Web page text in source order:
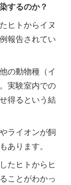
するのか？
ヒトからイヌ
報告されてい
の動物種（イ
実験室内での
得るという結
ライオンが飼
あります。
たヒトからヒ
ことがわかっ